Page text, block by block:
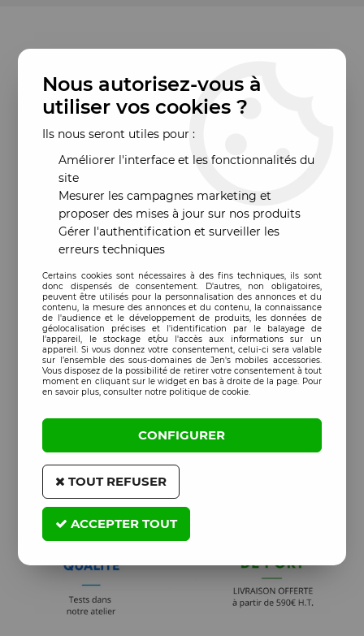
Nous autorisez-vous à
utiliser vos cookies ?
Ils nous seront utiles pour :
Améliorer l'interface et les fonctionnalités du
site
Mesurer les campagnes marketing et
proposer des mises à jour sur nos produits
Gérer l'authentification et surveiller les
erreurs techniques
Certains cookies sont nécessaires à des fins techniques, ils sont
donc dispensés de consentement. D'autres, non obligatoires,
peuvent être utilisés pour la personnalisation des annonces et du
contenu, la mesure des annonces et du contenu, la connaissance
de l'audience et le développement de produits, les données de
géolocalisation précises et l'identification par le balayage de
l'appareil, le stockage et/ou l'accès aux informations sur un
appareil. Si vous donnez votre consentement, celui-ci sera valable
sur l’ensemble des sous-domaines de Jen's mobiles accessories.
Vous disposez de la possibilité de retirer votre consentement à tout
moment en cliquant sur le widget en bas à droite de la page. Pour
en savoir plus, consulter notre politique de cookie.
CONFIGURER
TOUT REFUSER
ACCEPTER TOUT